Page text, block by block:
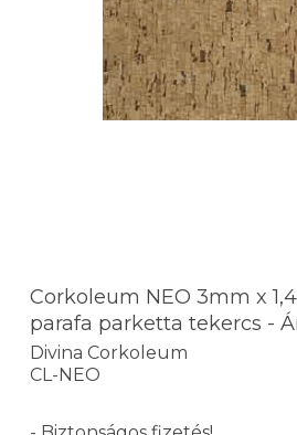
Corkoleum NEO 3mm x
parafa parketta tekercs -
Divina Corkoleum
CL-NEO